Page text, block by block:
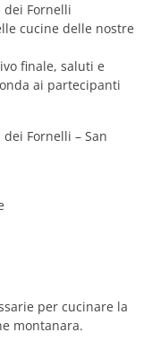
dei Fornelli
cucine delle nostre
finale, saluti e
ai partecipanti
Fornelli – San
per cucinare la
montanara.